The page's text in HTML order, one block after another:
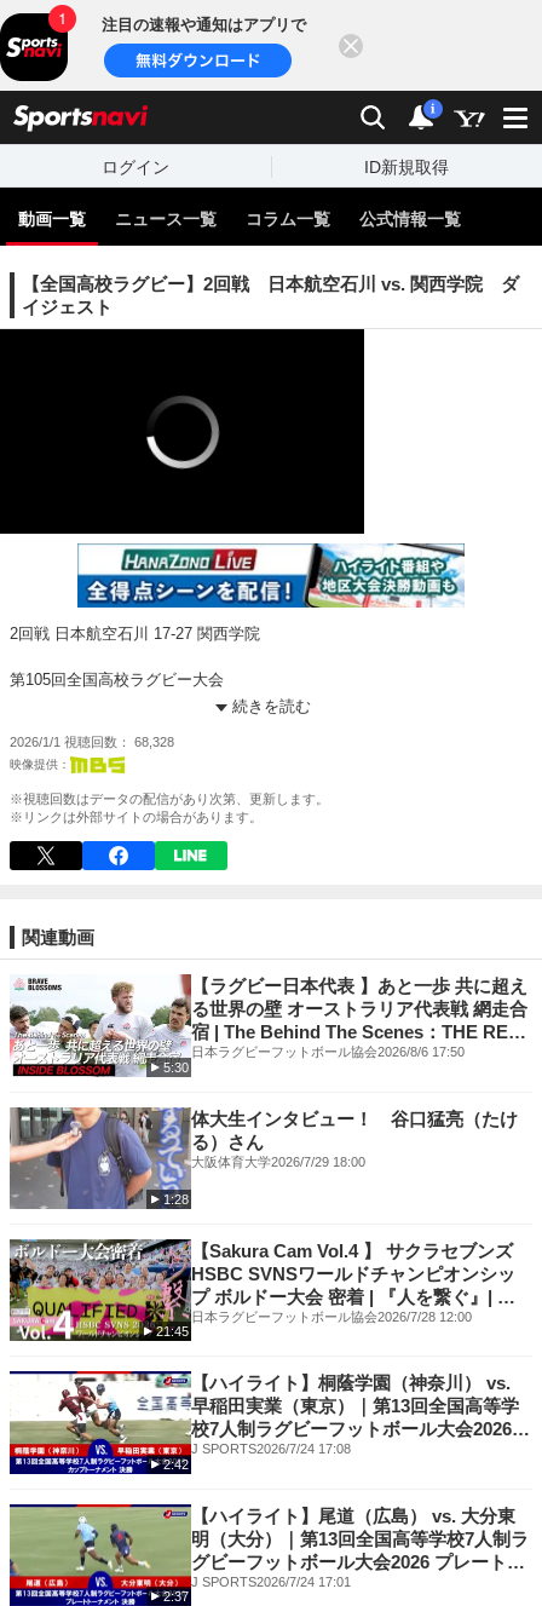
注目の速報や通知はアプリで
検索 通知
i
ログイン ID新規取得
動画一覧 ニュース一覧 コラム一覧 公式情報一覧
【全国高校ラグビー】2回戦 日本航空石川 vs. 関西学院 ダ
イジェスト
2回戦 日本航空石川 17-27 関西学院
第105回全国高校ラグビー大会
HANAZONO LIVEで全試合をライブ配信！
続きを読む
2026/1/1 視聴回数 68,328
※視聴回数はデータの配信があり次第、更新します。
※リンクは外部サイトの場合があります。
関連動画
5:30
【ラグビー日本代表 】あと一歩 共に超え
る世界の壁 オーストラリア代表戦 網走合
宿 | The Behind The Scenes：THE REAL
VOICE OF JAPAN RUGBY
日本ラグビーフットボール協会2026/8/6 17:50
1:28
体大生インタビュー！ 谷口猛亮（たけ
る）さん
大阪体育大学2026/7/29 18:00
21:45
【Sakura Cam Vol.4 】 サクラセブンズ
HSBC SVNSワールドチャンピオンシッ
プ ボルドー大会 密着 | 『人を繋ぐ』| 女
子セブンズ日本代表
日本ラグビーフットボール協会2026/7/28 12:00
2:42
【ハイライト】桐蔭学園（神奈川） vs.
早稲田実業（東京）｜第13回全国高等学
校7人制ラグビーフットボール大会2026
カップトーナメント 決勝（7月24日）
J SPORTS2026/7/24 17:08
2:37
【ハイライト】尾道（広島） vs. 大分東
明（大分）｜第13回全国高等学校7人制ラ
グビーフットボール大会2026 プレートト
ーナメント 決勝（7月24日）
J SPORTS2026/7/24 17:01